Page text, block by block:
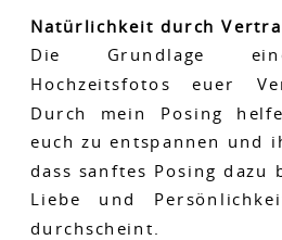
Natürlichkeit durch
Die Grundlage
Hochzeitsfotos euer
Durch mein Posing
euch zu entspannen und
dass sanftes Posing dazu
Liebe und
durchscheint.